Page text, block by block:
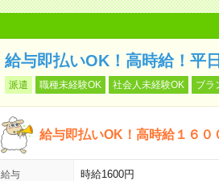
給与即払いOK！高時給！平
派遣 職種未経験OK 社会人未経験OK ブラ
給与即払いOK！高時給１６
給与 時給1600円